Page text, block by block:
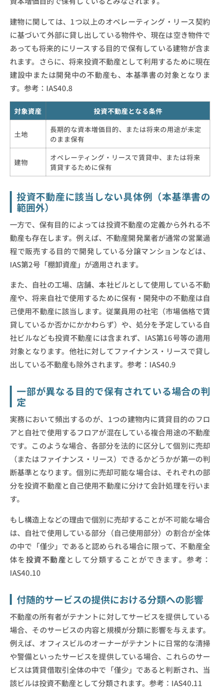
建物に関しては、1つ以上のオペレーティング・リース契約
に基づいて外部に貸し出している物件や、現在は空き物件で
あっても将来的にリースする目的で保有している建物が含ま
れます。さらに、将来投資不動産として利用するために現在
建設中または開発中の不動産も、本基準書の対象となりま
す。参考：IAS40.8
対象資産 投資不動産となる条件
土地
長期的な資本増価目的、または将来の用途が未定
のまま保有
建物
オペレーティング・リースで賃貸中、または将来
賃貸するために保有
投資不動産に該当しない具体例（本基準書の
範囲外）
一方で、保有目的によっては投資不動産の定義から外れる不
動産も存在します。例えば、不動産開発業者が通常の営業過
程で販売する目的で開発している分譲マンションなどは、
IAS第2号「棚卸資産」が適用されます。
また、自社の工場、店舗、本社ビルとして使用している不動
産や、将来自社で使用するために保有・開発中の不動産は自
己使用不動産に該当します。従業員用の社宅（市場価格で賃
貸しているか否かにかかわらず）や、処分を予定している自
社ビルなども投資不動産には含まれず、IAS第16号等の適用
対象となります。他社に対してファイナンス・リースで貸し
出している不動産も除外されます。参考：IAS40.9
一部が異なる目的で保有されている場合の判
定
実務において頻出するのが、1つの建物内に賃貸目的のフロ
アと自社で使用するフロアが混在している複合用途の不動産
です。このような場合、各部分を法的に区分して個別に売却
（またはファイナンス・リース）できるかどうかが第一の判
断基準となります。個別に売却可能な場合は、それぞれの部
分を投資不動産と自己使用不動産に分けて会計処理を行いま
す。
もし構造上などの理由で個別に売却することが不可能な場合
は、自社で使用している部分（自己使用部分）の割合が全体
の中で「僅少」であると認められる場合に限って、不動産全
体を投資不動産として分類することができます。参考：
IAS40.10
付随的サービスの提供における分類への影響
不動産の所有者がテナントに対してサービスを提供している
場合、そのサービスの内容と規模が分類に影響を与えます。
例えば、オフィスビルのオーナーがテナントに日常的な清掃
や警備といったサービスを提供している場合、これらのサー
ビスは賃貸借取引全体の中で「僅少」であると判断され、当
該ビルは投資不動産として分類されます。参考：IAS40.11